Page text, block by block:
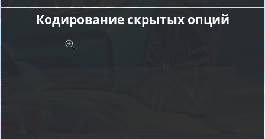
Кодирование скрытых опций